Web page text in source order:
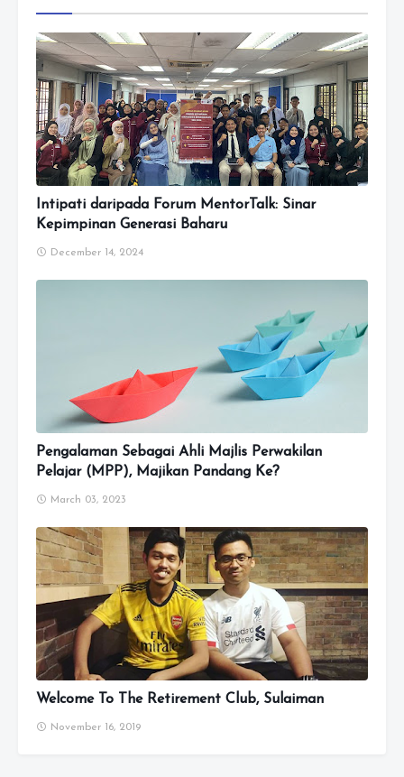
Intipati daripada Forum MentorTalk: Sinar
Kepimpinan Generasi Baharu
December 14, 2024
Pengalaman Sebagai Ahli Majlis Perwakilan
Pelajar (MPP), Majikan Pandang Ke?
March 03, 2023
Welcome To The Retirement Club, Sulaiman
November 16, 2019